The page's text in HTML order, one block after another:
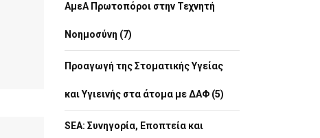
ΑμεΑ Πρωτοπόροι στην Τεχνητή
Νοημοσύνη (7)
Προαγωγή της Στοματικής Υγείας
και Υγιεινής στα άτομα με ΔΑΦ (5)
SEA: Συνηγορία, Εποπτεία και